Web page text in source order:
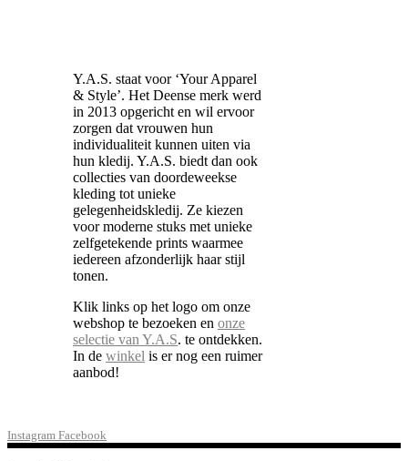
Y.A.S. staat voor ‘Your Apparel
& Style’. Het Deense merk werd
in 2013 opgericht en wil ervoor
zorgen dat vrouwen hun
individualiteit kunnen uiten via
hun kledij. Y.A.S. biedt dan ook
collecties van doordeweekse
kleding tot unieke
gelegenheidskledij. Ze kiezen
voor moderne stuks met unieke
zelfgetekende prints waarmee
iedereen afzonderlijk haar stijl
tonen.
Klik links op het logo om onze
webshop te bezoeken en onze
selectie van Y.A.S. te ontdekken.
In de winkel is er nog een ruimer
aanbod!
Instagram Facebook